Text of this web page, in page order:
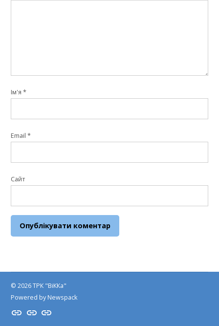
Ім'я*
Email*
Сайт
© 2026 ТРК "ВіККа"
Powered by Newspack
Insta
YouTube
FB